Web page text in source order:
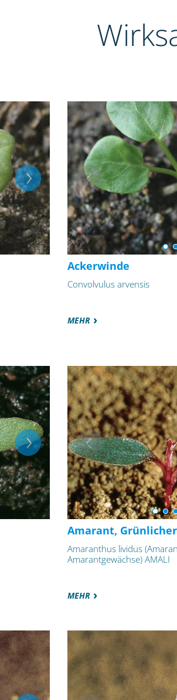
Ackerwinde
Convolvulus arvensis
MEHR
Amarant, Grünlicher
Amaranthus lividus
Amarantgewächse) AMALI
MEHR